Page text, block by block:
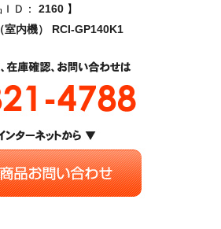
ＩＤ： 2160 】
室内機） RCI-GP140K1